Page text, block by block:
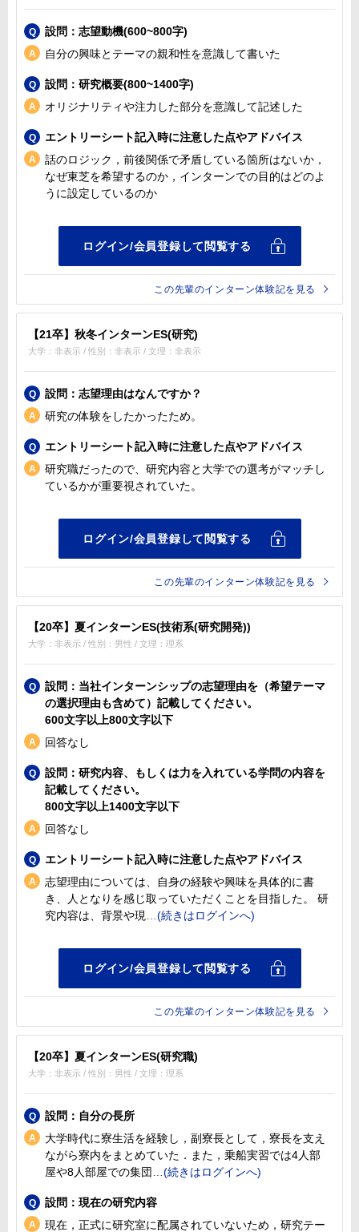
設問：志望動機(600~800字)
自分の興味とテーマの親和性を意識して書いた
設問：研究概要(800~1400字)
オリジナリティや注力した部分を意識して記述した
エントリーシート記入時に注意した点やアドバイス
話のロジック，前後関係で矛盾している箇所はないか，
なぜ東芝を希望するのか，インターンでの目的はどのよ
うに設定しているのか
この先輩のインターン体験記を見る
【21卒】秋冬インターンES(研究)
大学：非表示 / 性別：非表示 / 文理：非表示
設問：志望理由はなんですか？
研究の体験をしたかったため。
エントリーシート記入時に注意した点やアドバイス
研究職だったので、研究内容と大学での選考がマッチし
ているかが重要視されていた。
この先輩のインターン体験記を見る
【20卒】夏インターンES(技術系(研究開発))
大学：非表示 / 性別：男性 / 文理：理系
設問：当社インターンシップの志望理由を（希望テーマ
の選択理由も含めて）記載してください。
600文字以上800文字以下
回答なし
設問：研究内容、もしくは力を入れている学問の内容を
記載してください。
800文字以上1400文字以下
回答なし
エントリーシート記入時に注意した点やアドバイス
志望理由については、自身の経験や興味を具体的に書
き、人となりを感じ取っていただくことを目指した。 研
究内容は、背景や現
この先輩のインターン体験記を見る
【20卒】夏インターンES(研究職)
大学：非表示 / 性別：男性 / 文理：理系
設問：自分の長所
大学時代に寮生活を経験し，副寮長として，寮長を支え
ながら寮内をまとめていた．また，乗船実習では4人部
屋や8人部屋での集団
設問：現在の研究内容
現在，正式に研究室に配属されていないため，研究テー